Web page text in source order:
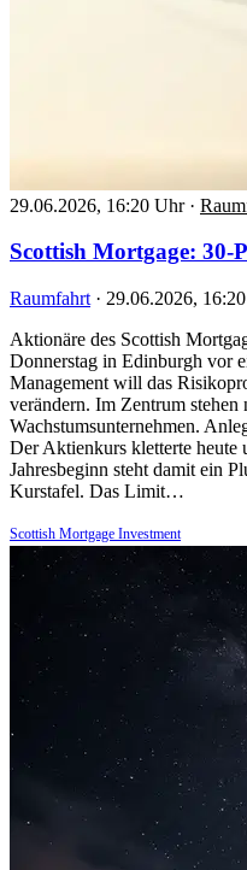
29.06.2026, 16:20 Uhr ·
Scottish Mortgage:
Raumfahrt · 29.06.2026,
Aktionäre des Scottish
Donnerstag in Edinburgh vor
Management will das
verändern. Im Zentrum stehen
Wachstumsunternehmen.
Der Aktienkurs kletterte heute
Jahresbeginn steht damit ein
Kurstafel. Das Limit…
Scottish Mortgage Investment